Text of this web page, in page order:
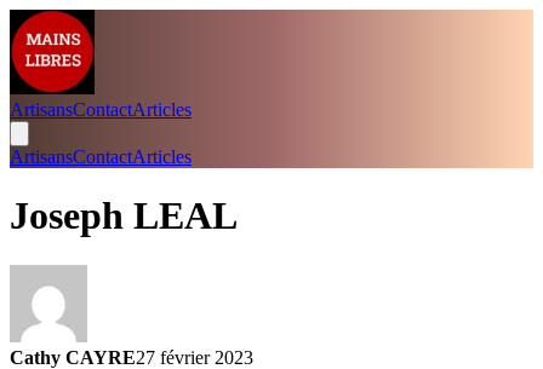
ArtisansContactArticles
ArtisansContactArticles
Joseph LEAL
Cathy CAYRE27 février 2023